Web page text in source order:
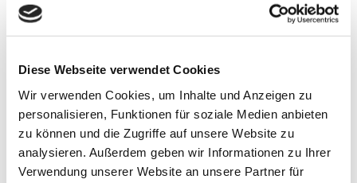
Diese Webseite verwendet Cookies
Wir verwenden Cookies, um Inhalte und Anzeigen zu
personalisieren, Funktionen für soziale Medien anbieten
zu können und die Zugriffe auf unsere Website zu
analysieren. Außerdem geben wir Informationen zu Ihrer
Verwendung unserer Website an unsere Partner für